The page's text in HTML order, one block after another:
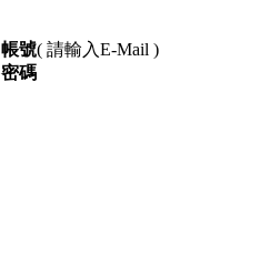
帳號( 請輸入E-Mail )
密碼